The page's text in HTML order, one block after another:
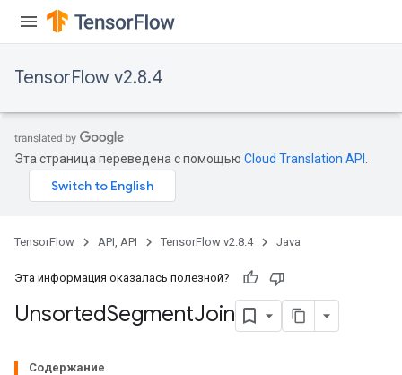
TensorFlow v2.8.4
Эта страница переведена с помощью Cloud Translation API
TensorFlow API, API TensorFlow v2.8.4 Java
Эта информация оказалась полезной?
UnsortedSegmentJoin
Содержание